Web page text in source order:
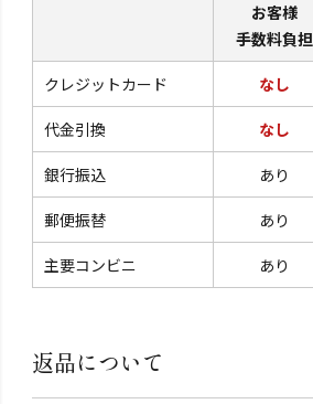
お客様
手数料負担
クレジットカード なし
代金引換 なし
銀行振込 あり
郵便振替 あり
主要コンビニ あり
返品について